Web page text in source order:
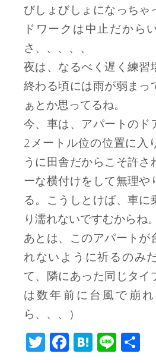
びしょびしょになっちゃ
ドワークは中止だから
さ、、、、、
夜は、なるべく遅く練習
終わる頃には雨が弱まっ
ぁとか思ってるね。
今、車は、アパートのド
2メートル位の位置に入
うに田舎だからこそ許さ
ーな横付けをして無理や
る。こうしとけば、車に
り濡れないですむからね。
あとは、このアパートが
れないように祈るのみ
て、隣にあった同じタイ
は数年前に台風で崩
ら、、、）
T F H Li